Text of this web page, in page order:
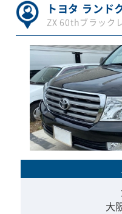
トヨタ ランド
ZX 60thブラック
大